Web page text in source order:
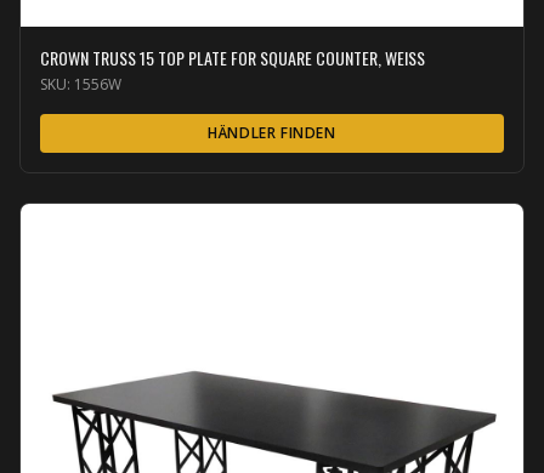
CROWN TRUSS 15 TOP PLATE FOR SQUARE COUNTER, WEISS
SKU: 1556W
HÄNDLER FINDEN